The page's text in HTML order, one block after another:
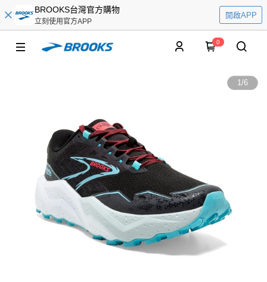
BROOKS台灣官方購物
立刻使用官方APP
開啟APP
0
1/6